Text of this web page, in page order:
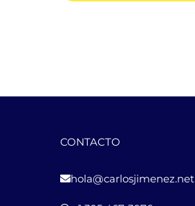
CONTACTO
hola@carlosjimenez.net